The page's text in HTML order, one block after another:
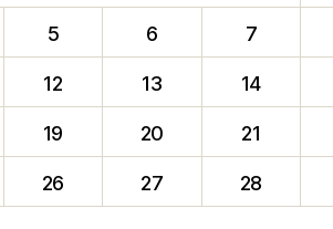
5 6 7
12 13 14
19 20 21
26 27 28